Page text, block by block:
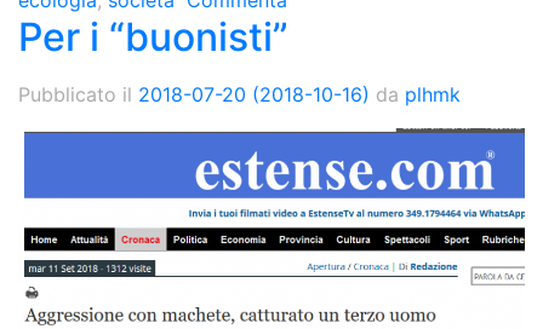
Per i “buonisti”
Pubblicato il 2018-07-20 (2018-10-16) da plhmk